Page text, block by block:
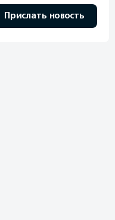
Прислать новость